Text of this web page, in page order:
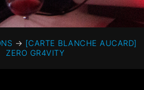
→ [CARTE BLANCHE AUCARD]
ZERO GR4VITY